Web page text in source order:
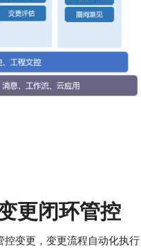
更闭环管控
变更，变更流程自动化执行